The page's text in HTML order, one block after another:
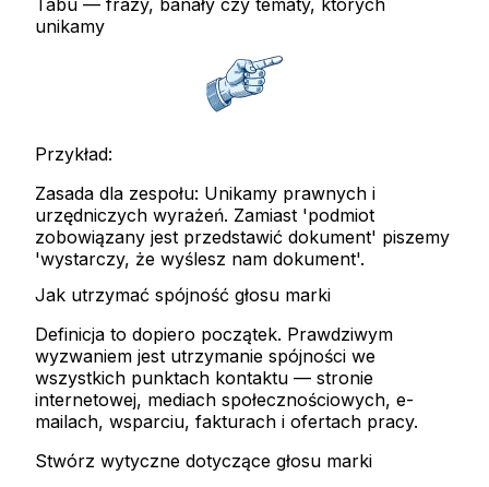
unikamy
Przykład:
Zasada dla zespołu: Unikamy prawnych i
urzędniczych wyrażeń. Zamiast 'podmiot
zobowiązany jest przedstawić dokument' piszemy
'wystarczy, że wyślesz nam dokument'.
Jak utrzymać spójność głosu marki
Definicja to dopiero początek. Prawdziwym
wyzwaniem jest utrzymanie spójności we
wszystkich punktach kontaktu — stronie
internetowej, mediach społecznościowych, e-
mailach, wsparciu, fakturach i ofertach pracy.
Stwórz wytyczne dotyczące głosu marki